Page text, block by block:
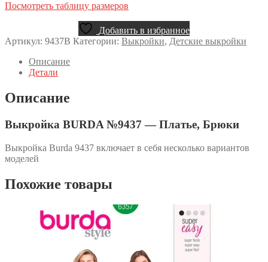
Посмотреть таблицу размеров
Добавить в избранное
Артикул: 9437B Категории: Выкройки, Детские выкройки
Описание
Детали
Описание
Выкройка BURDA №9437 — Платье, Брюки
Выкройка Burda 9437 включает в себя несколько вариантов
моделей
Похожие товары